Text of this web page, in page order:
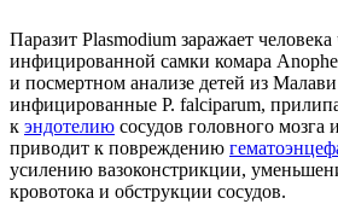
Паразит Plasmodium заражает человека
инфицированной самки комара
и посмертном анализе детей из Малави
инфицированные P. falciparum,
к эндотелию сосудов головного мозга
приводит к повреждению
усилению вазоконстрикции,
кровотока и обструкции сосудов.